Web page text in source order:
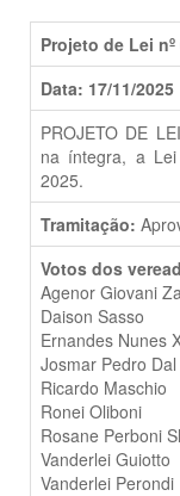
Projeto de Lei nº
Data: 17/11/2025
PROJETO DE
na íntegra, a
2025.
Tramitação:
Votos dos
Agenor Giovani
Daison Sasso
Ernandes Nunes
Josmar Pedro
Ricardo Maschio
Ronei Oliboni
Rosane Perboni
Vanderlei Guiotto
Vanderlei Perondi